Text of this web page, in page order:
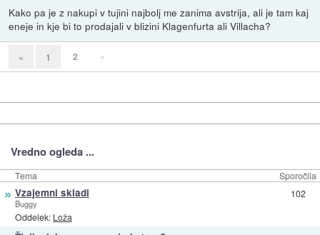
Kako pa je z nakupi v tujini najbolj me zanima avstrija, ali je tam kaj
eneje in kje bi to prodajali v blizini Klagenfurta ali Villacha?
« 1 2 »
Vredno ogleda ...
Tema Sporočila
» Vzajemni skladi
Buggy
Oddelek: Loža
102